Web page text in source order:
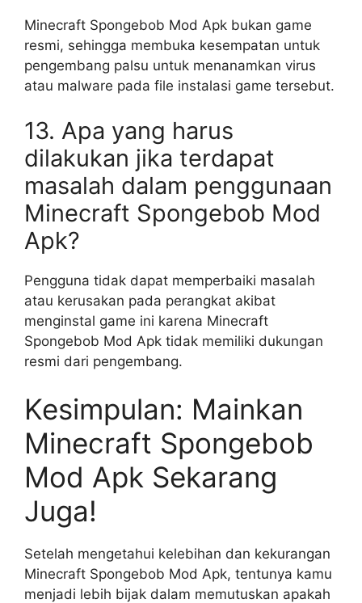
Minecraft Spongebob Mod Apk bukan game
resmi, sehingga membuka kesempatan untuk
pengembang palsu untuk menanamkan virus
atau malware pada file instalasi game tersebut.
13. Apa yang harus
dilakukan jika terdapat
masalah dalam penggunaan
Minecraft Spongebob Mod
Apk?
Pengguna tidak dapat memperbaiki masalah
atau kerusakan pada perangkat akibat
menginstal game ini karena Minecraft
Spongebob Mod Apk tidak memiliki dukungan
resmi dari pengembang.
Kesimpulan: Mainkan
Minecraft Spongebob
Mod Apk Sekarang
Juga!
Setelah mengetahui kelebihan dan kekurangan
Minecraft Spongebob Mod Apk, tentunya kamu
menjadi lebih bijak dalam memutuskan apakah